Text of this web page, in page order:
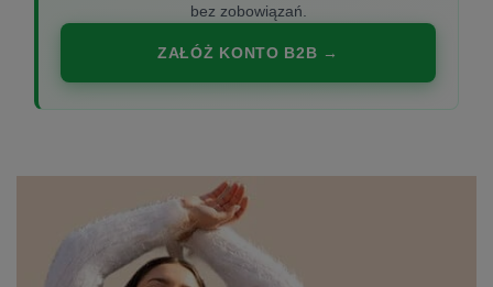
bez zobowiązań.
ZAŁÓŻ KONTO B2B →